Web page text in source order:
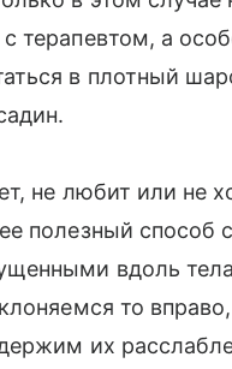
с терапевтом, а
в плотный
не любит или не
полезный способ
вдоль
то
их